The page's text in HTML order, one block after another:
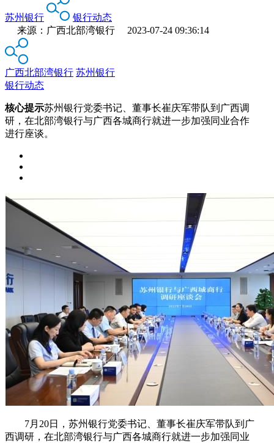
苏州银行
银行动态
来源：广西北部湾银行 2023-07-24 09:36:14
广西北部湾银行 苏州银行
银行动态
核心提示苏州银行党委书记、董事长崔庆军带队到广西调
研，在北部湾银行与广西各城商行就进一步加强同业合作
进行座谈。
7月20日，苏州银行党委书记、董事长崔庆军带队到广
西调研，在北部湾银行与广西各城商行就进一步加强同业